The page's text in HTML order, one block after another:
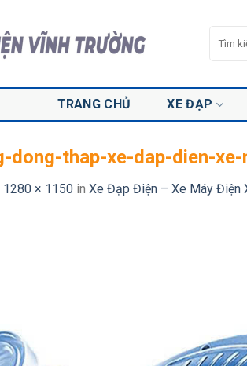
kiếm:
TRANG CHỦ XE ĐẠP
dong-thap-xe-dap-dien-
1280 × 1150 in Xe Đạp Điện – Xe Máy Điện